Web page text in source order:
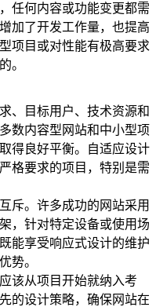
任何内容或功能变更都需
加了开发工作量，也提高
项目或对性能有极高要求
。
、目标用户、技术资源和
数内容型网站和中小型项
得良好平衡。自适应设计
格要求的项目，特别是需
斥。许多成功的网站采用
，针对特定设备或使用场
能享受响应式设计的维护
势。
该从项目开始就纳入考
的设计策略，确保网站在